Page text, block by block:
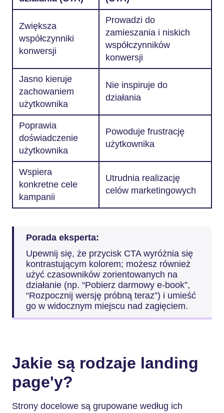
Zwiększa
współczynniki
konwersji
Prowadzi do
zamieszania i niskich
współczynników
konwersji
Jasno kieruje
zachowaniem
użytkownika
Nie inspiruje do
działania
Poprawia
doświadczenie
użytkownika
Powoduje frustrację
użytkownika
Wspiera
konkretne cele
kampanii
Utrudnia realizację
celów marketingowych
Porada eksperta:
Upewnij się, że przycisk CTA wyróżnia się
kontrastującym kolorem; możesz również
użyć czasowników zorientowanych na
działanie (np. “Pobierz darmowy e-book”,
“Rozpocznij wersję próbną teraz”) i umieść
go w widocznym miejscu nad zagięciem.
Jakie są rodzaje landing
page'y?
Strony docelowe są grupowane według ich